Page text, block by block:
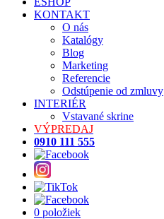
KONTAKT
O nás
Katalógy
Blog
Marketing
Referencie
Odstúpenie od zmluvy
INTERIÉR
Vstavané skrine
VÝPREDAJ
0910 111 555
0 položiek